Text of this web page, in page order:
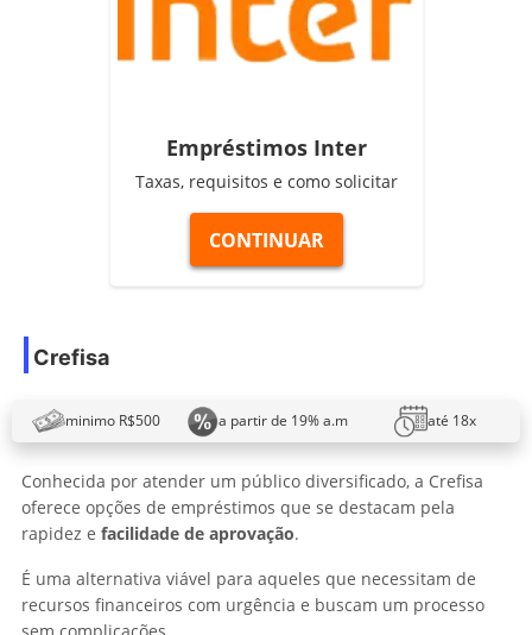
Empréstimos Inter
Taxas, requisitos e como solicitar
CONTINUAR
Crefisa
minimo R$500 a partir de 19% a.m até 18x
Conhecida por atender um público diversificado, a Crefisa
oferece opções de empréstimos que se destacam pela
rapidez e facilidade de aprovação.
É uma alternativa viável para aqueles que necessitam de
recursos financeiros com urgência e buscam um processo